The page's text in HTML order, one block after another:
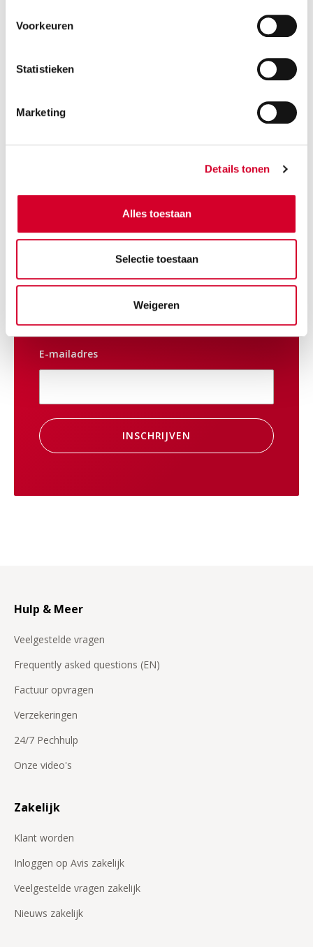
Voorkeuren
Statistieken
Marketing
Details tonen
Alles toestaan
Selectie toestaan
Weigeren
BLIJF OP DE
HOOGTE
Met onze nieuwsbrief ben je
altijd op de hoogte van acties en
speciale aanbiedingen.
E-mailadres
INSCHRIJVEN
Hulp & Meer
Veelgestelde vragen
Frequently asked questions (EN)
Factuur opvragen
Verzekeringen
24/7 Pechhulp
Onze video's
Zakelijk
Klant worden
Inloggen op Avis zakelijk
Veelgestelde vragen zakelijk
Nieuws zakelijk